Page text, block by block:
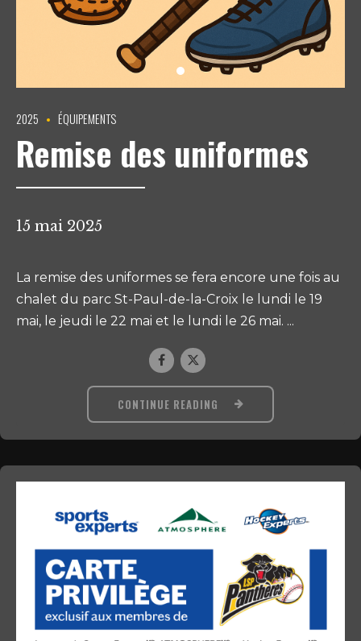
2025 ÉQUIPEMENTS
Remise des uniformes
15 mai 2025
La remise des uniformes se fera encore une fois au
chalet du parc St-Paul-de-la-Croix le lundi le 19
mai, le jeudi le 22 mai et le lundi le 26 mai. ...
CONTINUE READING